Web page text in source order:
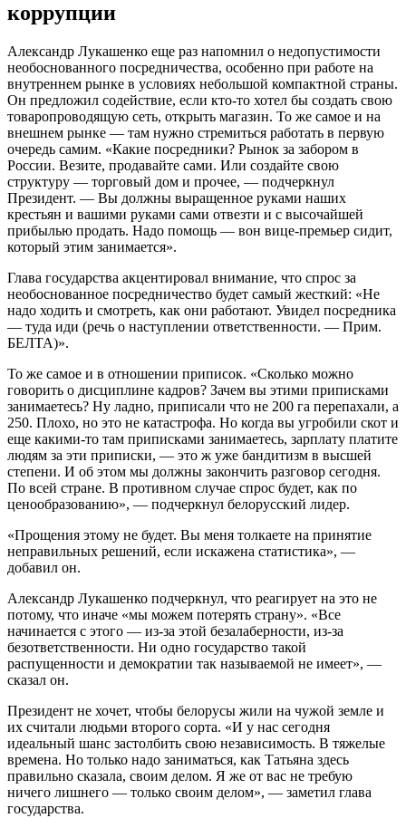
коррупции
Александр Лукашенко еще раз напомнил о недопустимости
необоснованного посредничества, особенно при работе на
внутреннем рынке в условиях небольшой компактной страны.
Он предложил содействие, если кто-то хотел бы создать свою
товаропроводящую сеть, открыть магазин. То же самое и на
внешнем рынке — там нужно стремиться работать в первую
очередь самим. «Какие посредники? Рынок за забором в
России. Везите, продавайте сами. Или создайте свою
структуру — торговый дом и прочее, — подчеркнул
Президент. — Вы должны выращенное руками наших
крестьян и вашими руками сами отвезти и с высочайшей
прибылью продать. Надо помощь — вон вице-премьер сидит,
который этим занимается».
Глава государства акцентировал внимание, что спрос за
необоснованное посредничество будет самый жесткий: «Не
надо ходить и смотреть, как они работают. Увидел посредника
— туда иди (речь о наступлении ответственности. — Прим.
БЕЛТА)».
То же самое и в отношении приписок. «Сколько можно
говорить о дисциплине кадров? Зачем вы этими приписками
занимаетесь? Ну ладно, приписали что не 200 га перепахали, а
250. Плохо, но это не катастрофа. Но когда вы угробили скот и
еще какими-то там приписками занимаетесь, зарплату платите
людям за эти приписки, — это ж уже бандитизм в высшей
степени. И об этом мы должны закончить разговор сегодня.
По всей стране. В противном случае спрос будет, как по
ценообразованию», — подчеркнул белорусский лидер.
«Прощения этому не будет. Вы меня толкаете на принятие
неправильных решений, если искажена статистика», —
добавил он.
Александр Лукашенко подчеркнул, что реагирует на это не
потому, что иначе «мы можем потерять страну». «Все
начинается с этого — из-за этой безалаберности, из-за
безответственности. Ни одно государство такой
распущенности и демократии так называемой не имеет», —
сказал он.
Президент не хочет, чтобы белорусы жили на чужой земле и
их считали людьми второго сорта. «И у нас сегодня
идеальный шанс застолбить свою независимость. В тяжелые
времена. Но только надо заниматься, как Татьяна здесь
правильно сказала, своим делом. Я же от вас не требую
ничего лишнего — только своим делом», — заметил глава
государства.